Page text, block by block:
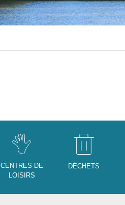
CENTRES DE
LOISIRS
DÉCHETS